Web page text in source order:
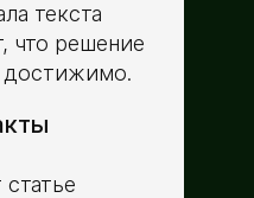
текста
что решение
достижимо.